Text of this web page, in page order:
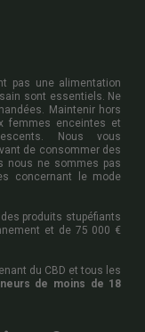
pas une alimentation
sont essentiels. Ne
Maintenir hors
femmes enceintes et
Nous vous
de consommer des
nous ne sommes pas
concernant le mode
produits stupéfiants
et de 75 000 €
du CBD et tous les
de moins de 18